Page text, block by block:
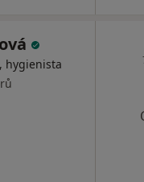
hygienista